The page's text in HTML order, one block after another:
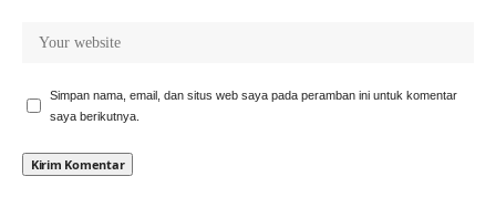
Simpan nama, email, dan situs web saya pada peramban ini untuk komentar
saya berikutnya.